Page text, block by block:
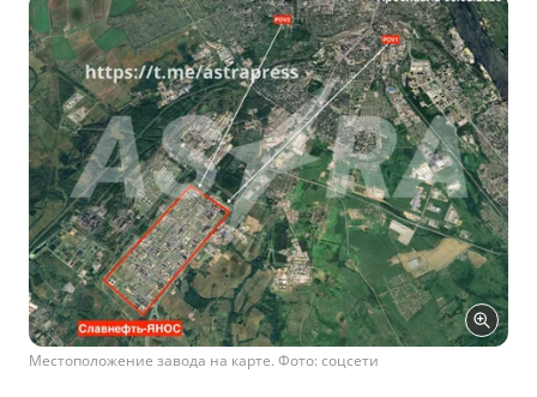
Местоположение завода на карте. Фото: соцсети